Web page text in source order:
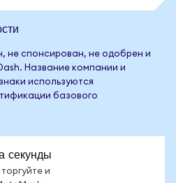
не спонсирован, не одобрен и
Название компании и
используются
базового
секунды
и